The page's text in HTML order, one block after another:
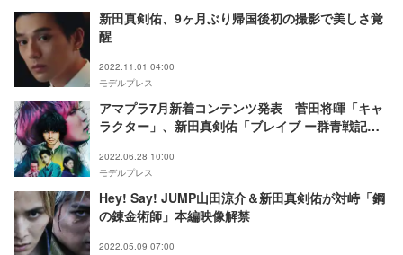
新田真剣佑、9ヶ月ぶり帰国後初の撮影で美しさ覚
醒
2022.11.01 04:00
モデルプレス
アマプラ7月新着コンテンツ発表 菅田将暉「キャ
ラクター」、新田真剣佑「ブレイブ ー群青戦記
2022.06.28 10:00
モデルプレス
Hey! Say! JUMP山田涼介＆新田真剣佑が対峙「鋼
の錬金術師」本編映像解禁
2022.05.09 07:00